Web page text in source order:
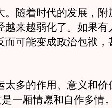
随着时代的发展，附
越来越弱化了。如果有
而可能变成政治包袱，
多的作用、意义和价
是一厢情愿和自作多情